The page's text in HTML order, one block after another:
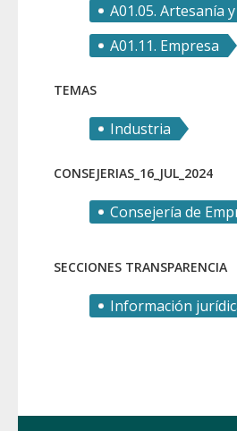
A01.05. Artesanía
A01.11. Empresa
TEMAS
Industria
CONSEJERIAS_16_JUL_2024
Consejería de
SECCIONES TRANSPARENCIA
Información